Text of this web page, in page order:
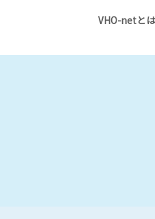
VHO-netとは